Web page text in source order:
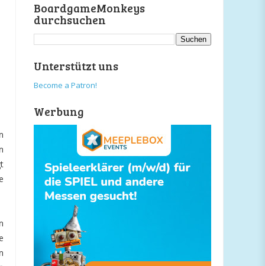
BoardgameMonkeys
durchsuchen
Unterstützt uns
Become a Patron!
Werbung